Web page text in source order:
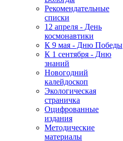
Рекомендательные
списки
12 апреля - День
космонавтики
К 9 мая - Дню Победы
К 1 сентября - Дню
знаний
Новогодний
калейдоскоп
Экологическая
страничка
Оцифрованные
издания
Методические
материалы